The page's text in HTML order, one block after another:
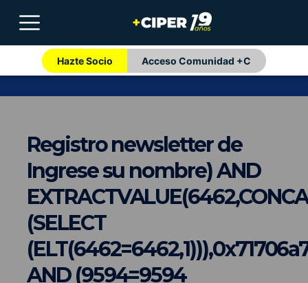
Hazte Socio Acceso Comunidad +C
Registro newsletter de
Ingrese su nombre) AND
(SELECT
AND (9594=9594